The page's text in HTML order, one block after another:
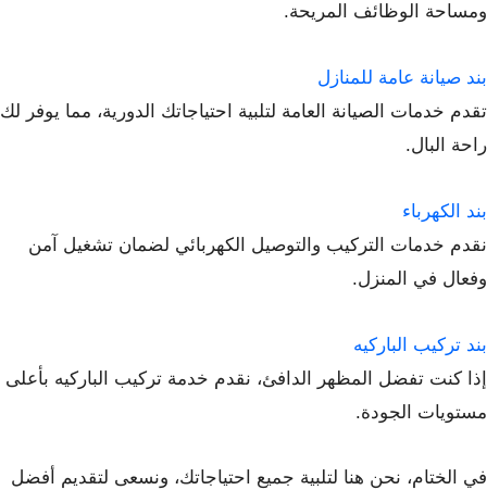
ومساحة الوظائف المريحة.
بند صيانة عامة للمنازل
تقدم خدمات الصيانة العامة لتلبية احتياجاتك الدورية، مما يوفر لك
راحة البال.
بند الكهرباء
نقدم خدمات التركيب والتوصيل الكهربائي لضمان تشغيل آمن
وفعال في المنزل.
بند تركيب الباركيه
إذا كنت تفضل المظهر الدافئ، نقدم خدمة تركيب الباركيه بأعلى
مستويات الجودة.
في الختام، نحن هنا لتلبية جميع احتياجاتك، ونسعى لتقديم أفضل